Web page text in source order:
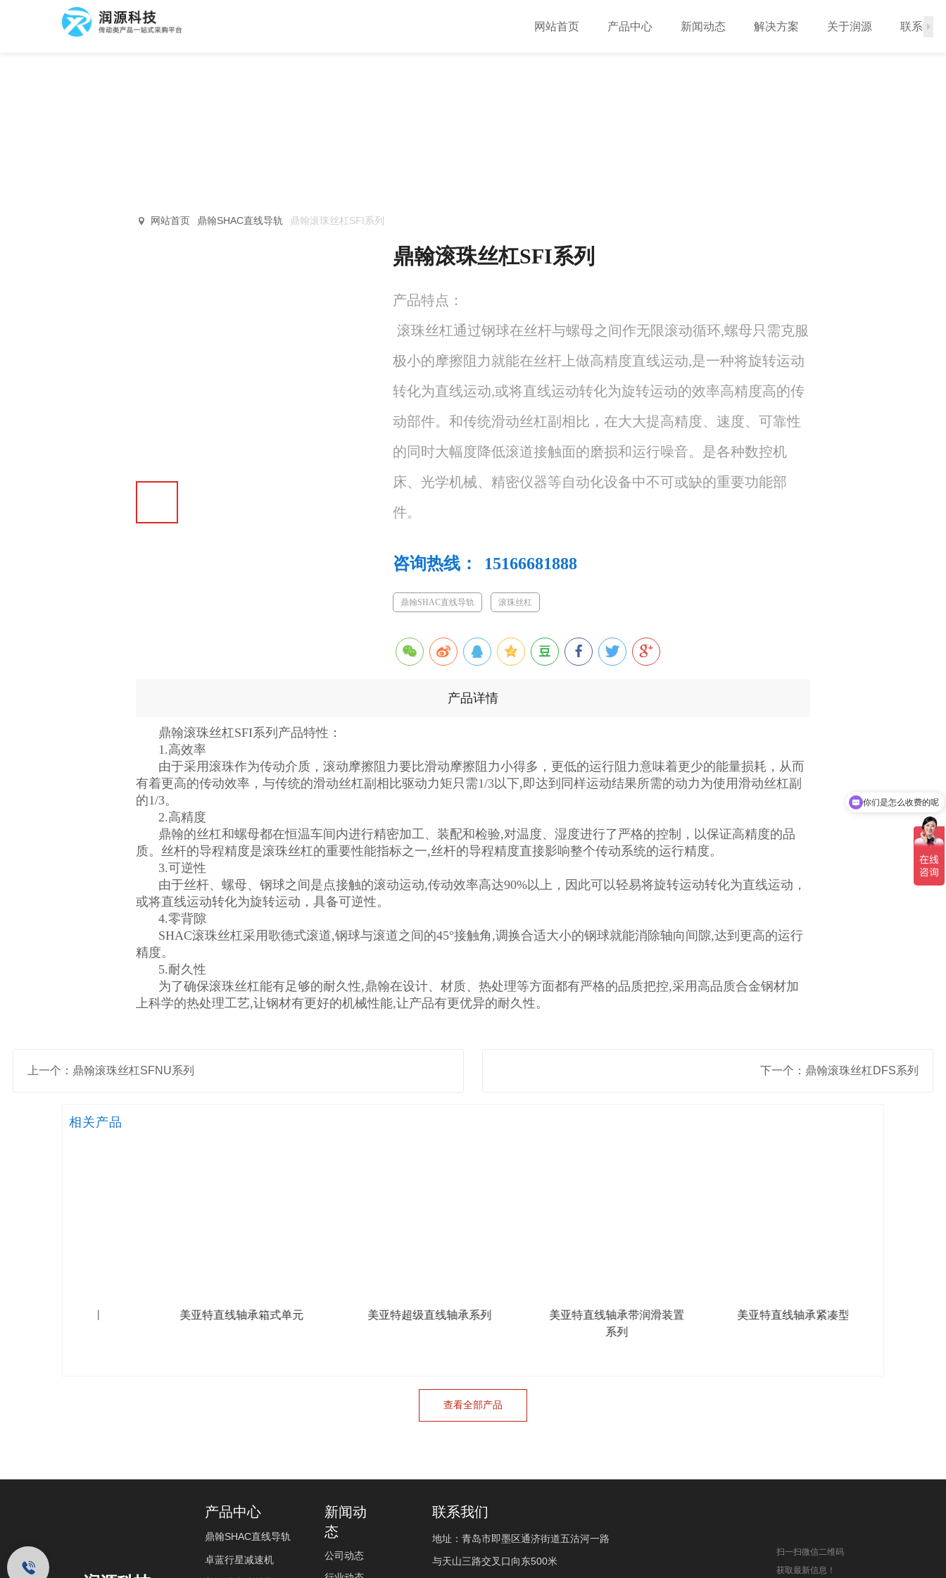
网站首页 产品中心 新闻动态 解决方案 关于润源 联系我们
网站首页 鼎翰SHAC直线导轨 鼎翰滚珠丝杠SFI系列
鼎翰滚珠丝杠SFI系列
产品特点：
滚珠丝杠通过钢球在丝杆与螺母之间作无限滚动循环,螺母只需克服
极小的摩擦阻力就能在丝杆上做高精度直线运动,是一种将旋转运动
转化为直线运动,或将直线运动转化为旋转运动的效率高精度高的传
动部件。和传统滑动丝杠副相比，在大大提高精度、速度、可靠性
的同时大幅度降低滚道接触面的磨损和运行噪音。是各种数控机
床、光学机械、精密仪器等自动化设备中不可或缺的重要功能部
件。
咨询热线： 15166681888
鼎翰SHAC直线导轨 滚珠丝杠
产品详情
鼎翰滚珠丝杠SFI系列产品特性：
1.高效率
由于采用滚珠作为传动介质，滚动摩擦阻力要比滑动摩擦阻力小得多，更低的运行阻力意味着更少的能量损耗，从而
有着更高的传动效率，与传统的滑动丝杠副相比驱动力矩只需1/3以下,即达到同样运动结果所需的动力为使用滑动丝杠副
的1/3。
2.高精度
鼎翰的丝杠和螺母都在恒温车间内进行精密加工、装配和检验,对温度、湿度进行了严格的控制，以保证高精度的品
质。丝杆的导程精度是滚珠丝杠的重要性能指标之一,丝杆的导程精度直接影响整个传动系统的运行精度。
3.可逆性
由于丝杆、螺母、钢球之间是点接触的滚动运动,传动效率高达90%以上，因此可以轻易将旋转运动转化为直线运动，
或将直线运动转化为旋转运动，具备可逆性。
4.零背隙
SHAC滚珠丝杠采用歌德式滚道,钢球与滚道之间的45°接触角,调换合适大小的钢球就能消除轴向间隙,达到更高的运行
精度。
5.耐久性
为了确保滚珠丝杠能有足够的耐久性,鼎翰在设计、材质、热处理等方面都有严格的品质把控,采用高品质合金钢材加
上科学的热处理工艺,让钢材有更好的机械性能,让产品有更优异的耐久性。
上一个：鼎翰滚珠丝杠SFNU系列 下一个：鼎翰滚珠丝杠DFS系列
相关产品
美亚特直线轴承箱式单元 美亚特超级直线轴承系列
美亚特直线轴承带润滑装置
美亚特直线轴承紧凑型系列
查看全部产品
产品中心
鼎翰SHAC直线导轨
卓蓝行星减速机
新闻动
态
公司动态
联系我们
地址：青岛市即墨区通济街道五沽河一路
与天山三路交叉口向东500米
扫一扫微信二维码
获取最新信息！
你们是怎么收费的呢
现在有优惠活动吗